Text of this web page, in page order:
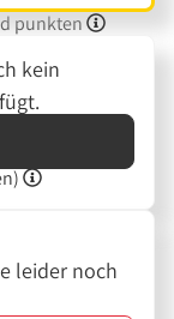
punkten
kein
leider noch